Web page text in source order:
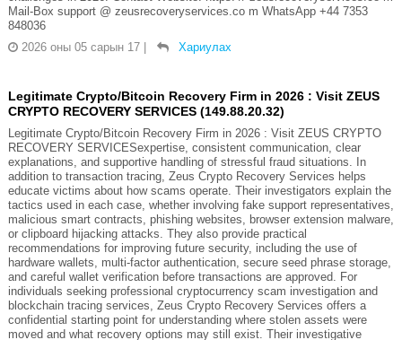
Mail-Box support @ zeusrecoveryservices.co m WhatsApp +44 7353
848036
2026 оны 05 сарын 17 | Хариулах
Legitimate Crypto/Bitcoin Recovery Firm in 2026 : Visit ZEUS
CRYPTO RECOVERY SERVICES (149.88.20.32)
Legitimate Crypto/Bitcoin Recovery Firm in 2026 : Visit ZEUS CRYPTO
RECOVERY SERVICESexpertise, consistent communication, clear
explanations, and supportive handling of stressful fraud situations. In
addition to transaction tracing, Zeus Crypto Recovery Services helps
educate victims about how scams operate. Their investigators explain the
tactics used in each case, whether involving fake support representatives,
malicious smart contracts, phishing websites, browser extension malware,
or clipboard hijacking attacks. They also provide practical
recommendations for improving future security, including the use of
hardware wallets, multi-factor authentication, secure seed phrase storage,
and careful wallet verification before transactions are approved. For
individuals seeking professional cryptocurrency scam investigation and
blockchain tracing services, Zeus Crypto Recovery Services offers a
confidential starting point for understanding where stolen assets were
moved and what recovery options may still exist. Their investigative